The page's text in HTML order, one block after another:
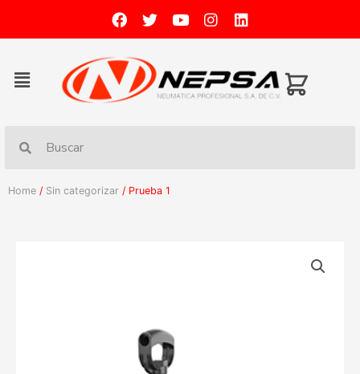
Home / Sin categorizar / Prueba 1